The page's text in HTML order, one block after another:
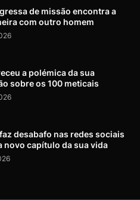
de missão encontra a
com outro homem
a polémica da sua
sobre os 100 meticais
desabafo nas redes sociais
novo capítulo da sua vida